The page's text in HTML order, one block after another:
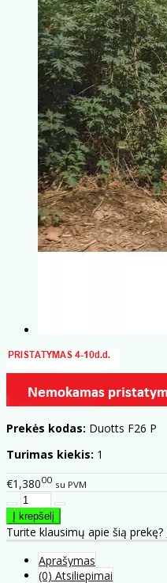
Prekės kodas: Duotts ​​F26 P
Turimas kiekis: 1
€1,38000 su PVM
Turite klausimų apie šią prekę?
Aprašymas
(0) Atsiliepimai